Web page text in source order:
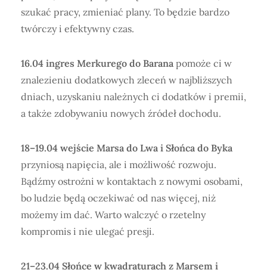
szukać pracy, zmieniać plany. To będzie bardzo
twórczy i efektywny czas.
16.04 ingres Merkurego do Barana pomoże ci w
znalezieniu dodatkowych zleceń w najbliższych
dniach, uzyskaniu należnych ci dodatków i premii,
a także zdobywaniu nowych źródeł dochodu.
18–19.04 wejście Marsa do Lwa i Słońca do Byka
przyniosą napięcia, ale i możliwość rozwoju.
Bądźmy ostrożni w kontaktach z nowymi osobami,
bo ludzie będą oczekiwać od nas więcej, niż
możemy im dać. Warto walczyć o rzetelny
kompromis i nie ulegać presji.
21–23.04 Słońce w kwadraturach z Marsem i